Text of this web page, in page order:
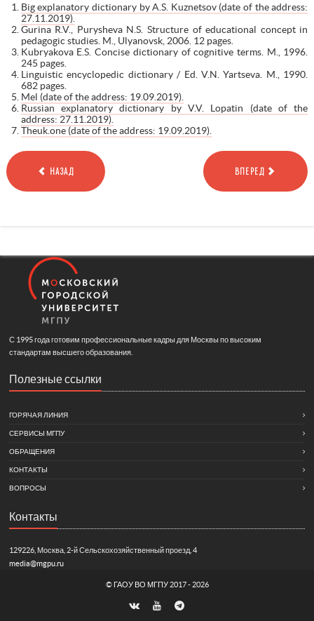
Big explanatory dictionary by A.S. Kuznetsov (date of the address:
27.11.2019).
Gurina R.V., Purysheva N.S. Structure of educational concept in
pedagogic studies. M., Ulyanovsk, 2006. 12 pages.
Kubryakova E.S. Concise dictionary of cognitive terms. M., 1996.
245 pages.
Linguistic encyclopedic dictionary / Ed. V.N. Yartseva. M., 1990.
682 pages.
Mel (date of the address: 19.09.2019).
Russian explanatory dictionary by V.V. Lopatin (date of the
address: 27.11.2019).
Theuk.one (date of the address: 19.09.2019).
НАЗАД ВПЕРЕД
С 1995 года готовим профессиональные кадры для Москвы по высоким
стандартам высшего образования.
Полезные ссылки
ГОРЯЧАЯ ЛИНИЯ
СЕРВИСЫ МГПУ
ОБРАЩЕНИЯ
КОНТАКТЫ
ВОПРОСЫ
Контакты
129226, Москва, 2-й Сельскохозяйственный проезд, 4
media@mgpu.ru
© ГАОУ ВО МГПУ 2017 - 2026